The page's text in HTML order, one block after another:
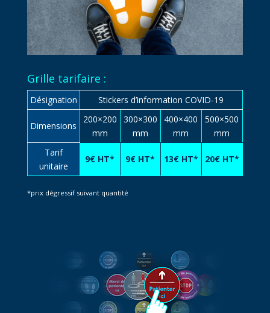
Grille tarifaire :
Désignation Stickers d’information COVID-19
Dimensions
200×200
mm
300×300
mm
400×400
mm
500×500
mm
Tarif
unitaire
9€ HT* 9€ HT* 13€ HT* 20€ HT*
*prix dégressif suivant quantité